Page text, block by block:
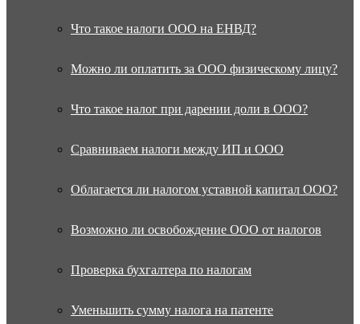
Что такое налоги ООО на ЕНВД?
Можно ли оплатить за ООО физическому лицу?
Что такое налог при дарении доли в ООО?
Сравниваем налоги между ИП и ООО
Облагается ли налогом уставной капитал ООО?
Возможно ли освобождение ООО от налогов
Проверка бухгалтера по налогам
Уменьшить сумму налога на патенте